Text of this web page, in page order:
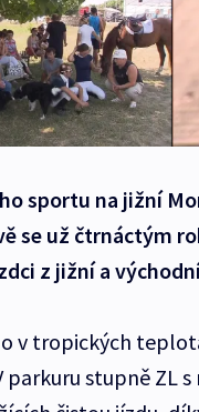
sportu na jižní
se už čtrnáctým
z jižní a
v tropických
stupně ZL